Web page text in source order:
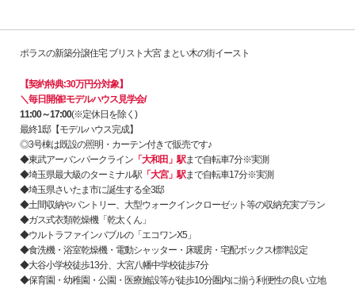
ポラスの新築分譲住宅 ブリスト大宮 まとい木の街イースト
【契約特典:30万円分対象】
＼毎日開催!モデルハウス見学会/
11:00～17:00(※定休日を除く)
最終1邸【モデルハウス完成】
◎3号棟は既設の照明・カーテン付きで販売です♪
◆東武アーバンパークライン 「大和田」駅まで自転車7分※実測
◆埼玉県最大級のターミナル駅 「大宮」駅まで自転車17分※実測
◆埼玉県さいたま市に誕生する全3邸
◆土間収納やパントリー、大型ウォークインクローゼット等の収納充実プラン
◆ガス式衣類乾燥機「乾太くん」
◆ウルトラファインバブルの「エコワンX5」
◆食洗機・浴室乾燥機・電動シャッター・床暖房・宅配ボックス標準設定
◆大谷小学校徒歩13分、大宮八幡中学校徒歩7分
◆保育園・幼稚園・公園・医療施設等が徒歩10分圏内に揃う利便性の良い立地